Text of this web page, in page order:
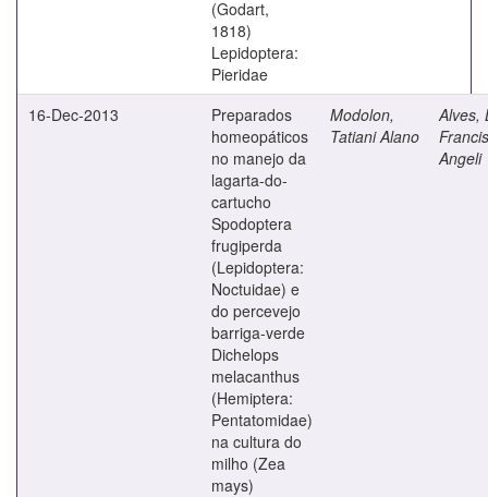
(Godart,
1818)
Lepidoptera:
Pieridae
16-Dec-2013
Preparados
homeopáticos
no manejo da
lagarta-do-
cartucho
Spodoptera
frugiperda
(Lepidoptera:
Noctuidae) e
do percevejo
barriga-verde
Dichelops
melacanthus
(Hemiptera:
Pentatomidae)
na cultura do
milho (Zea
mays)
Modolon,
Tatiani Alano
Alves,
Angeli